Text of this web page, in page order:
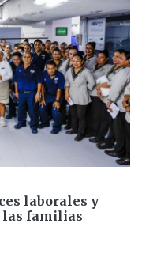
laborales y
las familias